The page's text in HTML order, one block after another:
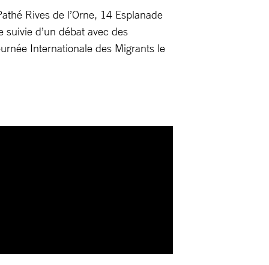
Rives de l’Orne, 14 Esplanade
d’un débat avec des
Internationale des Migrants le